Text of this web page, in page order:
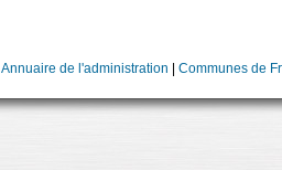
Annuaire de l'administration Communes de